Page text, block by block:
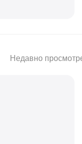
Недавно